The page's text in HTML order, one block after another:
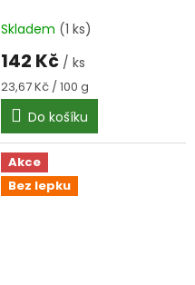
Skladem (1 ks)
142 Kč / ks
Měrná
cena:
23,67 Kč / 100 g
Do košíku
Akce
Bez lepku